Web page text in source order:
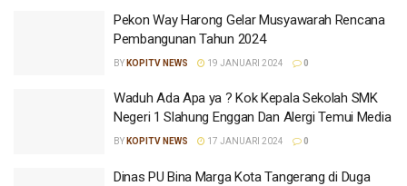
Pekon Way Harong Gelar Musyawarah Rencana
Pembangunan Tahun 2024
BY KOPITV NEWS 19 JANUARI 2024 0
Waduh Ada Apa ya ? Kok Kepala Sekolah SMK
Negeri 1 Slahung Enggan Dan Alergi Temui Media
BY KOPITV NEWS 17 JANUARI 2024 0
Dinas PU Bina Marga Kota Tangerang di Duga